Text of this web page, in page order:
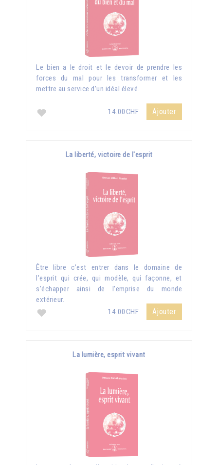
Le bien a le droit et le devoir de prendre les
forces du mal pour les transformer et les
mettre au service d’un idéal élevé.
14.00CHF Ajouter
La liberté, victoire de l'esprit
Être libre c’est entrer dans le domaine de
l’esprit qui crée, qui modèle, qui façonne, et
s'échapper ainsi de l’emprise du monde
extérieur.
14.00CHF
Ajouter
La lumière, esprit vivant